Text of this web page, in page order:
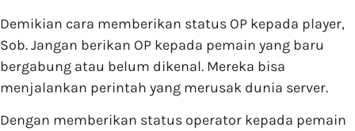
Demikian cara memberikan status OP kepada player,
Sob. Jangan berikan OP kepada pemain yang baru
bergabung atau belum dikenal. Mereka bisa
menjalankan perintah yang merusak dunia server.
Dengan memberikan status operator kepada pemain